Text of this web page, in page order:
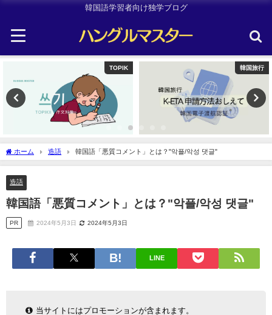
韓国語学習者向け独学ブログ
韓国旅行 Uncategorized
ホーム 造語 韓国語「悪質コメント」とは？"악플/악성 댓글"
造語
韓国語「悪質コメント」とは？"악플/악성 댓글"
PR 2024年5月3日 2024年5月3日
LINE
当サイトにはプロモーションが含まれます。